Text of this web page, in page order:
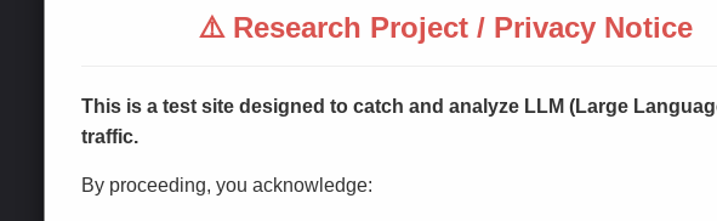
⚠️ Research Project / Privacy Notice
This is a test site designed to catch and analyze LLM (Large
traffic.
By proceeding, you acknowledge: